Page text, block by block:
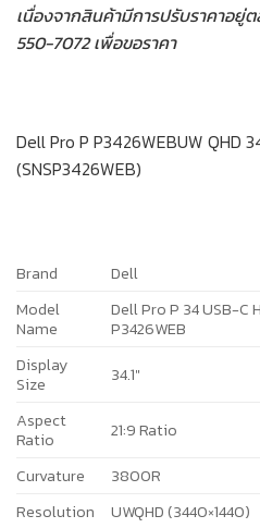
เนื่องจากสินค้ามีการปรับราคาอ
550-7072 เพื่อขอราคา
Dell Pro P P3426WEBUW QHD
(SNSP3426WEB)
Brand
Dell
Model
Name
Dell Pro P 34 USB-
P3426WEB
Display
Size
34.1″
Aspect
Ratio
21:9 Ratio
Curvature
3800R
Resolution
UWQHD (3440×1440)